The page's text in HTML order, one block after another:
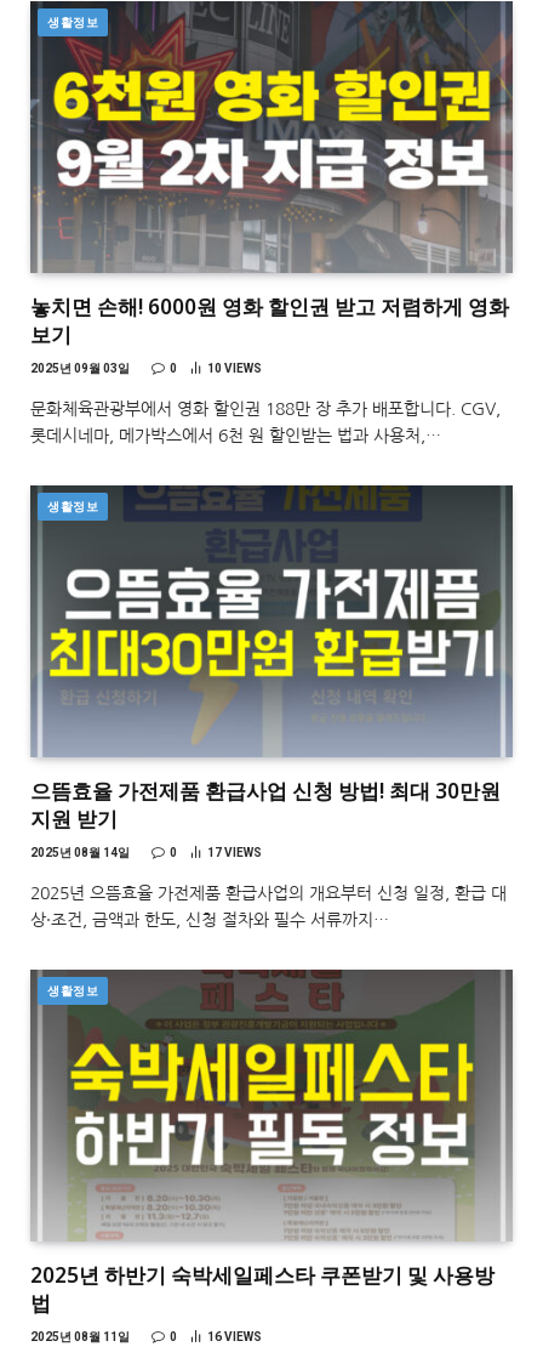
생활정보
놓치면 손해! 6000원 영화 할인권 받고 저렴하게 영화
보기
2025년 09월 03일 0 10 VIEWS
문화체육관광부에서 영화 할인권 188만 장 추가 배포합니다. CGV,
롯데시네마, 메가박스에서 6천 원 할인받는 법과 사용처,…
생활정보
으뜸효율 가전제품 환급사업 신청 방법! 최대 30만원
지원 받기
2025년 08월 14일 0 17VIEWS
2025년 으뜸효율 가전제품 환급사업의 개요부터 신청 일정, 환급 대
상·조건, 금액과 한도, 신청 절차와 필수 서류까지…
생활정보
2025년 하반기 숙박세일페스타 쿠폰받기 및 사용방
법
2025년 08월 11일 0 16VIEWS